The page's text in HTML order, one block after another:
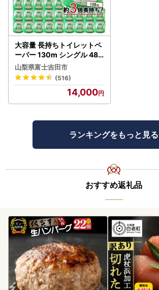
大容量 長持ちトイレットペ
ーパー 130m シングル 48R
芯なし 3倍巻 トイレット
山梨県富士吉田市
(516)
14,000
ランキングをもっと見る
おすすめ返礼品